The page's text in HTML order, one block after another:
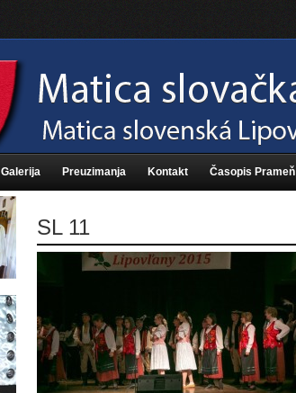
Galerija Preuzimanja Kontakt Časopis Prameň
SL 11